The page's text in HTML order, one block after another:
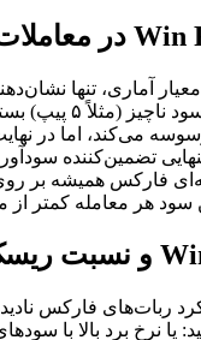
آماری، تنها
می‌کند، اما در
فارکس همیشه بر
سود هر معامله
ربات‌های فارکس